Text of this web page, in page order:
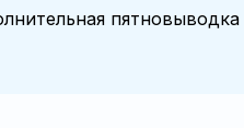
пятновыводка